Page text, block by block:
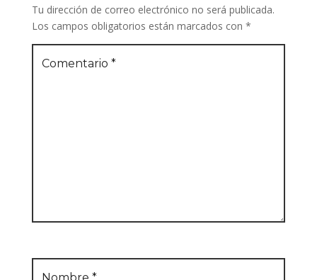
Tu dirección de correo electrónico no será publicada.
Los campos obligatorios están marcados con *